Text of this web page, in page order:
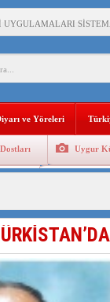
: DOĞU
: ÇİN İŞGALİNDEKİ
: 05.07.2009
TRABZON
: TEMMUZ AYI,DOĞU
EN AZ 143 BİN
ve Yöreleri
Uygur